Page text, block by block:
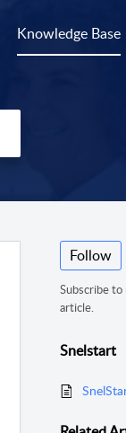
Knowledge Base
Follow
Subscribe
article.
Snelstart